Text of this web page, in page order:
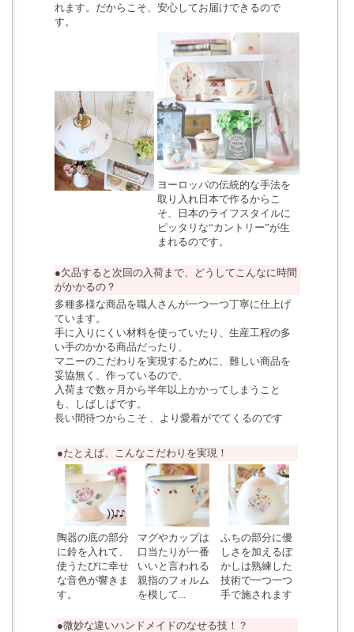
れます。だからこそ、安心してお届けできるので
す。
ヨーロッパの伝統的な手法を
取り入れ日本で作るからこ
そ、日本のライフスタイルに
ピッタリな“カントリー”が生
まれるのです。
●欠品すると次回の入荷まで、どうしてこんなに時間
がかかるの？
多種多様な商品を職人さんが一つ一つ丁寧に仕上げ
ています。
手に入りにくい材料を使っていたり、生産工程の多
い手のかかる商品だったり、
マニーのこだわりを実現するために、難しい商品を
妥協無く、作っているので、
入荷まで数ヶ月から半年以上かかってしまうこと
も、しばしばです。
長い間待つからこそ 、より愛着がでてくるのです
●たとえば、こんなこだわりを実現！
陶器の底の部分
に鈴を入れて、
使うたびに幸せ
な音色が響きま
す。
マグやカップは
口当たりが一番
いいと言われる
親指のフォルム
を模して...
ふちの部分に優
しさを加えるぼ
かしは熟練した
技術で一つ一つ
手で施されます
●微妙な違いハンドメイドのなせる技！？